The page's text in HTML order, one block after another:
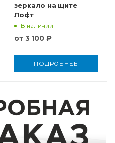
зеркало на щите
Лофт
В наличии
от 3 100 ₽
ПОДРОБНЕЕ